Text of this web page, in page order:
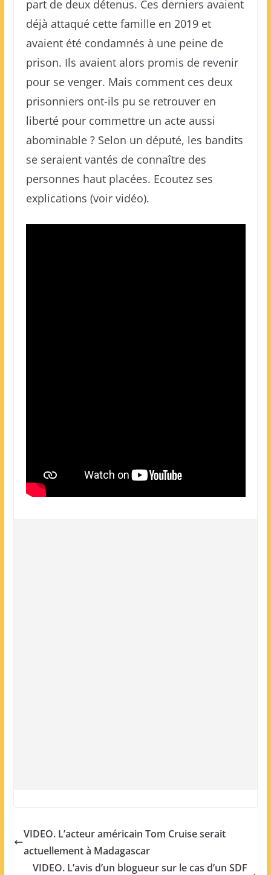
part de deux détenus. Ces derniers avaient
déjà attaqué cette famille en 2019 et
avaient été condamnés à une peine de
prison. Ils avaient alors promis de revenir
pour se venger. Mais comment ces deux
prisonniers ont-ils pu se retrouver en
liberté pour commettre un acte aussi
abominable ? Selon un député, les bandits
se seraient vantés de connaître des
personnes haut placées. Ecoutez ses
explications (voir vidéo).
VIDEO. L’acteur américain Tom Cruise serait
actuellement à Madagascar
VIDEO. L’avis d’un blogueur sur le cas d’un SDF